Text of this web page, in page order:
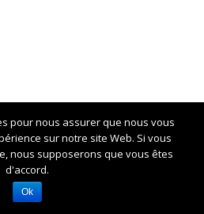
pour nous assurer que nous vous
sur notre site Web. Si vous
nous supposerons que vous êtes
d'accord.
Ok